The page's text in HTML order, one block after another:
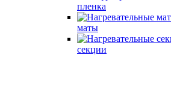
пленка
маты
секции